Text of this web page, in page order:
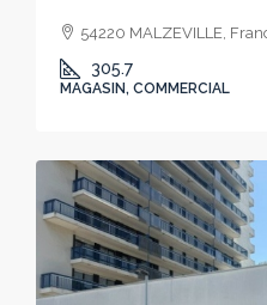
54220 MALZEVILLE,
305.7
MAGASIN, COMMERCIAL